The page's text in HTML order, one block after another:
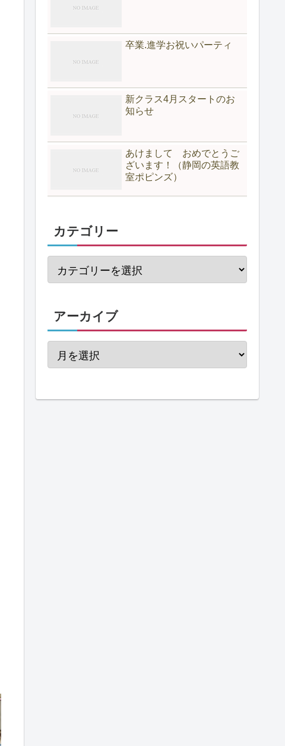
卒業.進学お祝いパーティ
新クラス4月スタートのお
知らせ
あけまして おめでとうご
ざいます！（静岡の英語教
室ポピンズ）
カテゴリー
アーカイブ